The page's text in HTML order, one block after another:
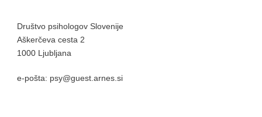
Društvo psihologov Slovenije
Aškerčeva cesta 2
1000 Ljubljana
e-pošta: psy@guest.arnes.si